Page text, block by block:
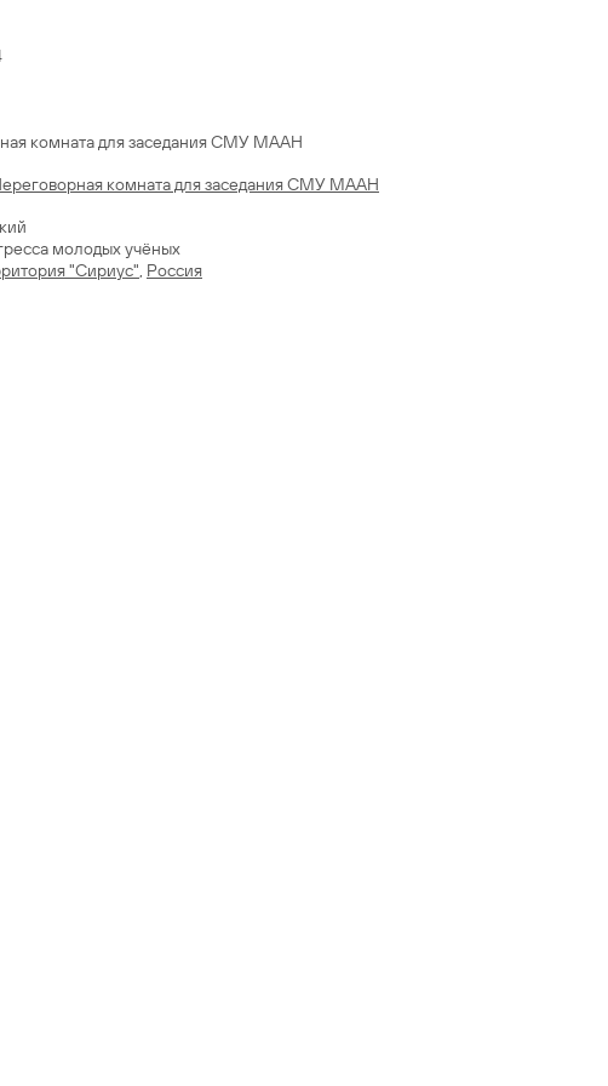
комната для заседания СМУ МААН
комната для заседания СМУ МААН
молодых учёных
"Сириус", Россия